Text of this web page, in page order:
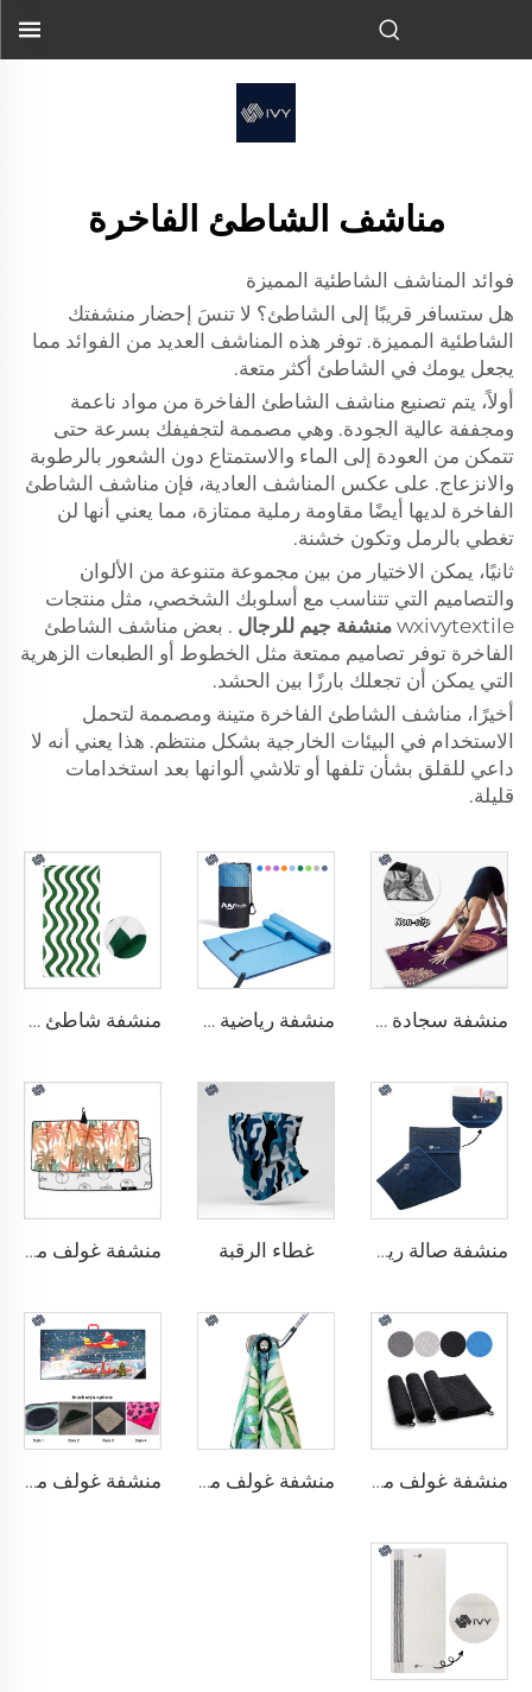
مناشف الشاطئ الفاخرة
فوائد المناشف الشاطئية المميزة
هل ستسافر قريبًا إلى الشاطئ؟ لا تنسَ إحضار منشفتك
الشاطئية المميزة. توفر هذه المناشف العديد من الفوائد مما
يجعل يومك في الشاطئ أكثر متعة.
أولاً، يتم تصنيع مناشف الشاطئ الفاخرة من مواد ناعمة
ومجففة عالية الجودة. وهي مصممة لتجفيفك بسرعة حتى
تتمكن من العودة إلى الماء والاستمتاع دون الشعور بالرطوبة
والانزعاج. على عكس المناشف العادية، فإن مناشف الشاطئ
الفاخرة لديها أيضًا مقاومة رملية ممتازة، مما يعني أنها لن
تغطي بالرمل وتكون خشنة.
ثانيًا، يمكن الاختيار من بين مجموعة متنوعة من الألوان
والتصاميم التي تتناسب مع أسلوبك الشخصي، مثل منتجات
wxivytextile منشفة جيم للرجال . بعض مناشف الشاطئ
الفاخرة توفر تصاميم ممتعة مثل الخطوط أو الطبعات الزهرية
التي يمكن أن تجعلك بارزًا بين الحشد.
أخيرًا، مناشف الشاطئ الفاخرة متينة ومصممة لتحمل
الاستخدام في البيئات الخارجية بشكل منتظم. هذا يعني أنه لا
داعي للقلق بشأن تلفها أو تلاشي ألوانها بعد استخدامات
قليلة.
منشفة سجادة اليوجا منشفة رياضية مصنوعة من الألياف الدقيقة منشفة شاطئ من القطن
منشفة صالة رياضية ذات جيب غطاء الرقبة منشفة غولف مطبوعة
منشفة غولف مصنوعة من الألياف الدقيقة منشفة غولف مغناطيسية منشفة غولف مع فرشاة